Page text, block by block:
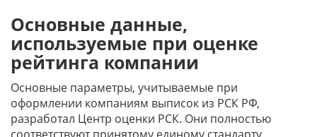
Основные данные,
используемые при оценке
рейтинга компании
Основные параметры, учитываемые при
оформлении компаниям выписок из РСК РФ,
разработал Центр оценки РСК. Они полностью